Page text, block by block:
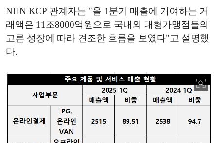
NHN KCP 관계자는 "올 1분기 매출에 기여하는 거
래액은 11조8000억원으로 국내외 대형가맹점들의
고른 성장에 따라 견조한 흐름을 보였다"고 설명했
다.